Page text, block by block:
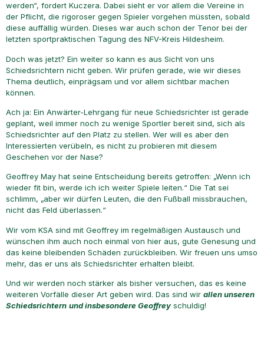
werden“, fordert Kuczera. Dabei sieht er vor allem die Vereine in
der Pflicht, die rigoroser gegen Spieler vorgehen müssten, sobald
diese auffällig würden. Dieses war auch schon der Tenor bei der
letzten sportpraktischen Tagung des NFV-Kreis Hildesheim.
Doch was jetzt? Ein weiter so kann es aus Sicht von uns
Schiedsrichtern nicht geben. Wir prüfen gerade, wie wir dieses
Thema deutlich, einprägsam und vor allem sichtbar machen
können.
Ach ja: Ein Anwärter-Lehrgang für neue Schiedsrichter ist gerade
geplant, weil immer noch zu wenige Sportler bereit sind, sich als
Schiedsrichter auf den Platz zu stellen. Wer will es aber den
Interessierten verübeln, es nicht zu probieren mit diesem
Geschehen vor der Nase?
Geoffrey May hat seine Entscheidung bereits getroffen: „Wenn ich
wieder fit bin, werde ich ich weiter Spiele leiten.“ Die Tat sei
schlimm, „aber wir dürfen Leuten, die den Fußball missbrauchen,
nicht das Feld überlassen.“
Wir vom KSA sind mit Geoffrey im regelmäßigen Austausch und
wünschen ihm auch noch einmal von hier aus, gute Genesung und
das keine bleibenden Schäden zurückbleiben. Wir freuen uns umso
mehr, das er uns als Schiedsrichter erhalten bleibt.
Und wir werden noch stärker als bisher versuchen, das es keine
weiteren Vorfälle dieser Art geben wird. Das sind wir allen unseren
Schiedsrichtern und insbesondere Geoffrey schuldig!